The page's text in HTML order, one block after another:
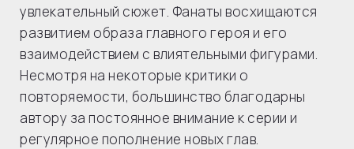
увлекательный сюжет. Фанаты восхищаются
развитием образа главного героя и его
взаимодействием с влиятельными фигурами.
Несмотря на некоторые критики о
повторяемости, большинство благодарны
автору за постоянное внимание к серии и
регулярное пополнение новых глав.